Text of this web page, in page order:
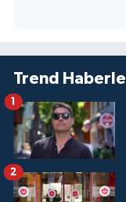
Trend
1
2